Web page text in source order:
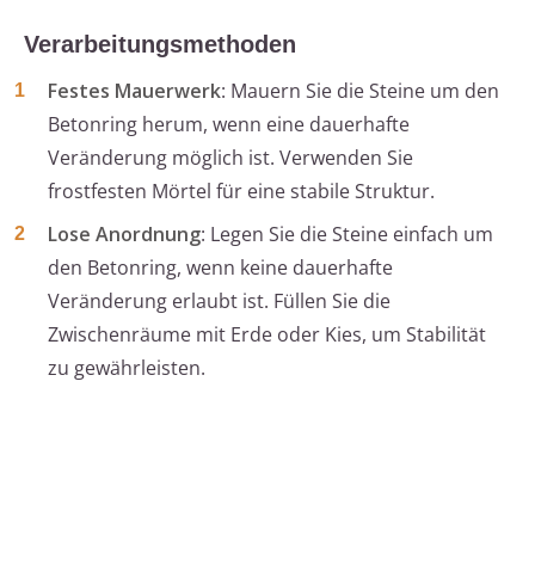
Verarbeitungsmethoden
Festes Mauerwerk: Mauern Sie die Steine um den
Betonring herum, wenn eine dauerhafte
Veränderung möglich ist. Verwenden Sie
frostfesten Mörtel für eine stabile Struktur.
Lose Anordnung: Legen Sie die Steine einfach um
den Betonring, wenn keine dauerhafte
Veränderung erlaubt ist. Füllen Sie die
Zwischenräume mit Erde oder Kies, um Stabilität
zu gewährleisten.